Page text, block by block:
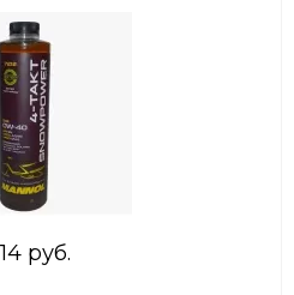
руб.